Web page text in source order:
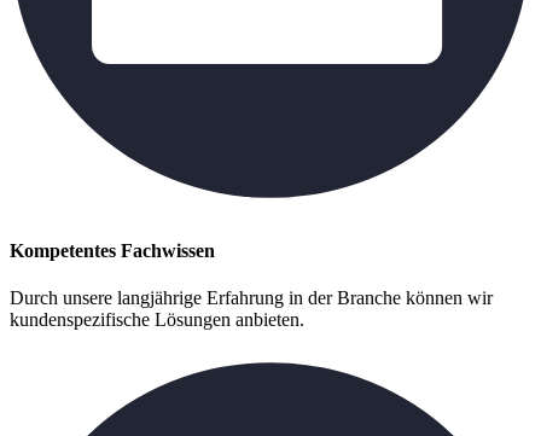
Kompetentes Fachwissen
Durch unsere langjährige Erfahrung in der Branche können wir
kundenspezifische Lösungen anbieten.